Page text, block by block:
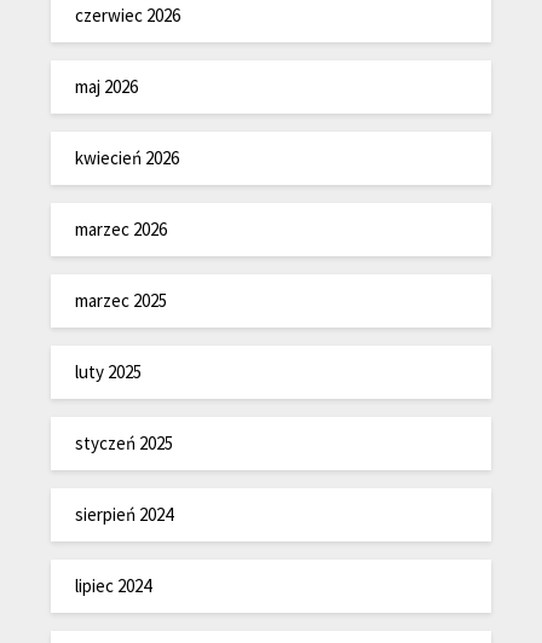
czerwiec 2026
maj 2026
kwiecień 2026
marzec 2026
marzec 2025
luty 2025
styczeń 2025
sierpień 2024
lipiec 2024